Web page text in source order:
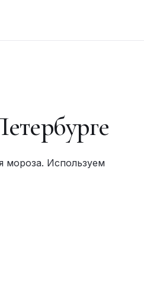
мороза. Используем